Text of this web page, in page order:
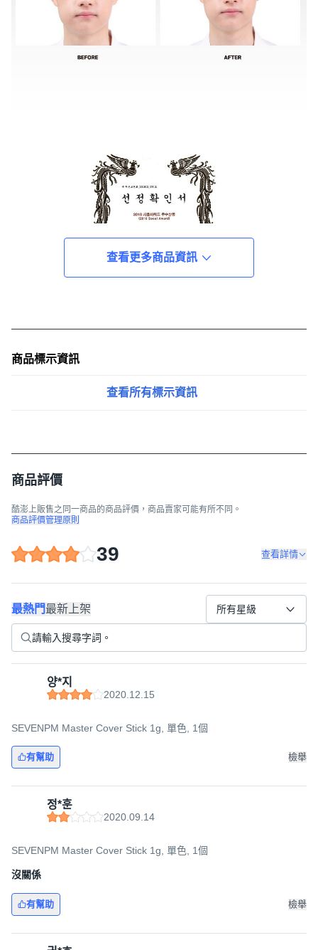
查看更多商品資訊
商品標示資訊
查看所有標示資訊
商品評價
酷澎上販售之同一商品的商品評價，商品賣家可能有所不同。
商品評價管理原則
39 查看詳情
最熱門最新上架 所有星級
양*지
2020.12.15
SEVENPM Master Cover Stick 1g, 單色, 1個
有幫助 檢舉
정*훈
2020.09.14
SEVENPM Master Cover Stick 1g, 單色, 1個
沒關係
有幫助 檢舉